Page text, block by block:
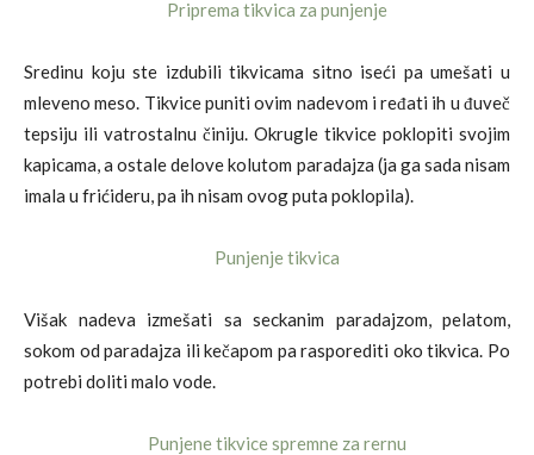
Sredinu koju ste izdubili tikvicama sitno iseći pa umešati u
mleveno meso. Tikvice puniti ovim nadevom i ređati ih u đuveč
tepsiju ili vatrostalnu činiju. Okrugle tikvice poklopiti svojim
kapicama, a ostale delove kolutom paradajza (ja ga sada nisam
imala u frićideru, pa ih nisam ovog puta poklopila).
Višak nadeva izmešati sa seckanim paradajzom, pelatom,
sokom od paradajza ili kečapom pa rasporediti oko tikvica. Po
potrebi doliti malo vode.